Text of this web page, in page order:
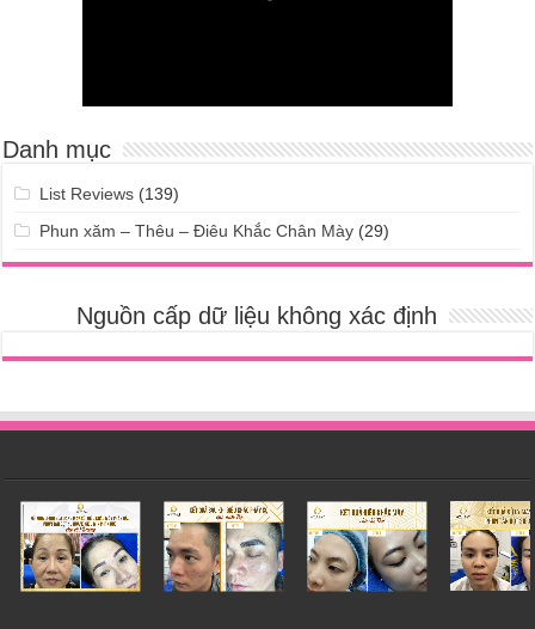
Danh mục
List Reviews(139)
Phun xăm – Thêu – Điêu Khắc Chân Mày(29)
Nguồn cấp dữ liệu không xác định